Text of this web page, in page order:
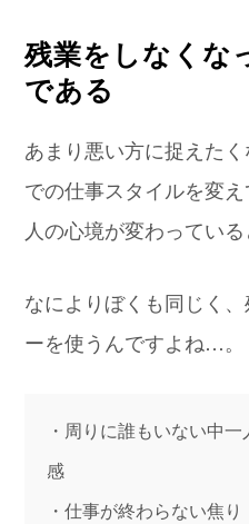
残業をしなくな
である
あまり悪い方に捉えた
での仕事スタイルを変
人の心境が変わってい
なによりぼくも同じく
ーを使うんですよね…。
・周りに誰もいない中
感
・仕事が終わらない焦り